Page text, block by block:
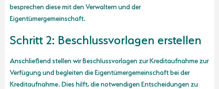
besprechen diese mit den Verwaltern und der
Eigentümergemeinschaft.
Schritt 2: Beschlussvorlagen erstellen
Anschließend stellen wir Beschlussvorlagen zur Kreditaufnahme zur
Verfügung und begleiten die Eigentümergemeinschaft bei der
Kreditaufnahme. Dies hilft, die notwendigen Entscheidungen zu